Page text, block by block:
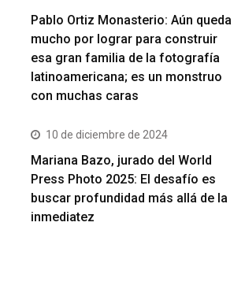
Pablo Ortiz Monasterio: Aún queda
mucho por lograr para construir
esa gran familia de la fotografía
latinoamericana; es un monstruo
con muchas caras
10 de diciembre de 2024
Mariana Bazo, jurado del World
Press Photo 2025: El desafío es
buscar profundidad más allá de la
inmediatez